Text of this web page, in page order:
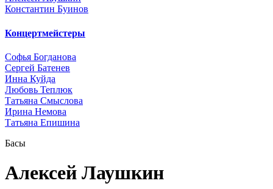
Константин Буинов
Концертмейстеры
Софья Богданова
Сергей Батенев
Инна Куйда
Любовь Теплюк
Татьяна Смыслова
Ирина Немова
Татьяна Епишина
Басы
Алексей Лаушкин